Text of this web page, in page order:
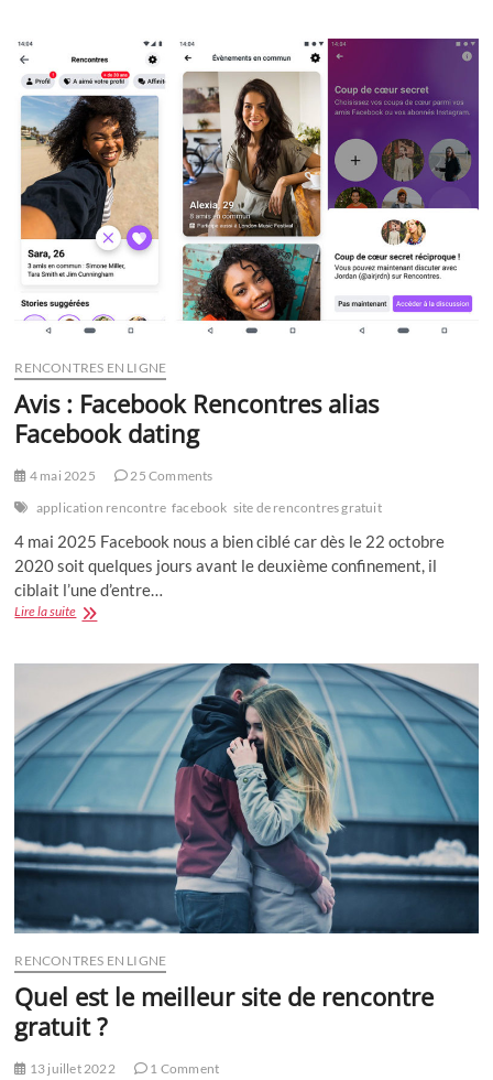
faire
confiance
?
RENCONTRES EN LIGNE
Avis : Facebook Rencontres alias
Facebook dating
4 mai 2025
25 Comments
application rencontre facebook site de rencontres gratuit
4 mai 2025 Facebook nous a bien ciblé car dès le 22 octobre
2020 soit quelques jours avant le deuxième confinement, il
ciblait l’une d’entre…
Lire la suiteAvis
Rencontres
alias
Facebook
dating
RENCONTRES EN LIGNE
Quel est le meilleur site de rencontre
gratuit ?
13 juillet 2022
1 Comment